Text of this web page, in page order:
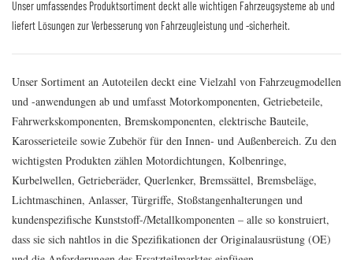
Unser umfassendes Produktsortiment deckt alle wichtigen Fahrzeugsysteme ab und
liefert Lösungen zur Verbesserung von Fahrzeugleistung und -sicherheit.
Unser Sortiment an Autoteilen deckt eine Vielzahl von Fahrzeugmodellen
und -anwendungen ab und umfasst Motorkomponenten, Getriebeteile,
Fahrwerkskomponenten, Bremskomponenten, elektrische Bauteile,
Karosserieteile sowie Zubehör für den Innen- und Außenbereich. Zu den
wichtigsten Produkten zählen Motordichtungen, Kolbenringe,
Kurbelwellen, Getrieberäder, Querlenker, Bremssättel, Bremsbeläge,
Lichtmaschinen, Anlasser, Türgriffe, Stoßstangenhalterungen und
kundenspezifische Kunststoff-/Metallkomponenten – alle so konstruiert,
dass sie sich nahtlos in die Spezifikationen der Originalausrüstung (OE)